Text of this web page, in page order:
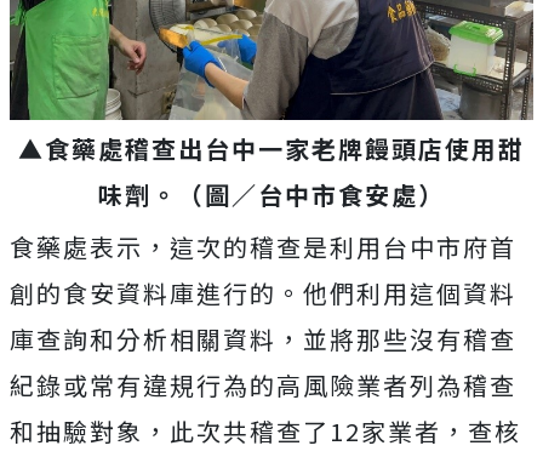
▲食藥處稽查出台中一家老牌饅頭店使用甜
味劑。（圖／台中市食安處）
食藥處表示，這次的稽查是利用台中市府首
創的食安資料庫進行的。他們利用這個資料
庫查詢和分析相關資料，並將那些沒有稽查
紀錄或常有違規行為的高風險業者列為稽查
和抽驗對象，此次共稽查了12家業者，查核